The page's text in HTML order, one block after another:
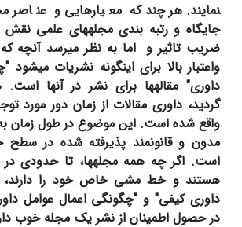
نمایند. هرچند که معیارهایی و
جایگاه و رتبه بندی مجله­های علمی نقش
ضریب تاثیر و اما به نظر میرسد آنچه
واعتبار بالا برایاینگونه نشریات میشود
داوری" مقاله­ها برای نشر در آن­ها است.
گردید، داوری مقالات از زمان دور مورد
واقع شده است. این موضوع در طول زمان
مدون و قانونمند پذیرفته شده در
است. اگر چه همه مجله­ها، تا حدودی در
هستند و خط مشی خاص خود را دارند،
داوری کیفی" و "چگونگی اعمال عوامل
در حصول اطمینان از نشر یک مجله خوب